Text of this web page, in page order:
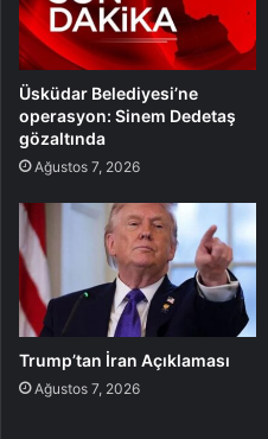
Üsküdar Belediyesi’ne
operasyon: Sinem Dedetaş
gözaltında
Ağustos 7, 2026
Trump’tan İran Açıklaması
Ağustos 7, 2026